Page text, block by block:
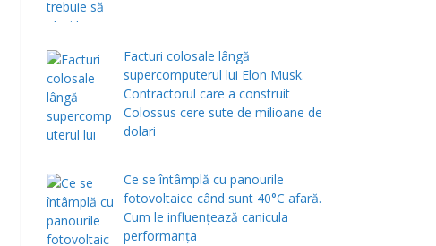
Facturi colosale lângă
supercomputerul lui Elon Musk.
Contractorul care a construit
Colossus cere sute de milioane de
dolari
Ce se întâmplă cu panourile
fotovoltaice când sunt 40°C afară.
Cum le influențează canicula
performanța